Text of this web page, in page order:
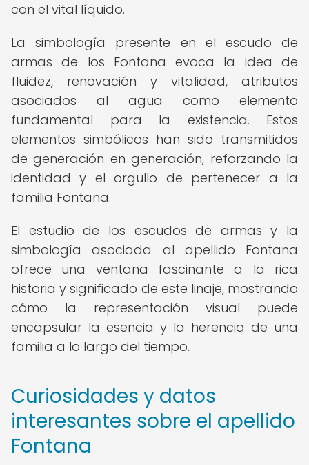
con el vital líquido.
La simbología presente en el escudo de
armas de los Fontana evoca la idea de
fluidez, renovación y vitalidad, atributos
asociados al agua como elemento
fundamental para la existencia. Estos
elementos simbólicos han sido transmitidos
de generación en generación, reforzando la
identidad y el orgullo de pertenecer a la
familia Fontana.
El estudio de los escudos de armas y la
simbología asociada al apellido Fontana
ofrece una ventana fascinante a la rica
historia y significado de este linaje, mostrando
cómo la representación visual puede
encapsular la esencia y la herencia de una
familia a lo largo del tiempo.
Curiosidades y datos
interesantes sobre el apellido
Fontana